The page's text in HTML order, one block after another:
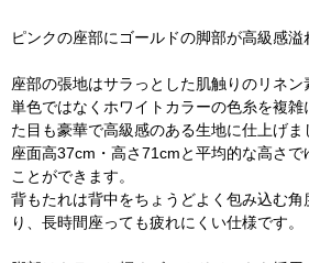
ピンクの座部にゴールドの脚部が高級感溢
座部の張地はサラっとした肌触りのリネン
単色ではなくホワイトカラーの色糸を複
た目も豪華で高級感のある生地に仕上げま
座面高37cm・高さ71cmと平均的な高さ
ことができます。
背もたれは背中をちょうどよく包み込む
り、長時間座っても疲れにくい仕様です。